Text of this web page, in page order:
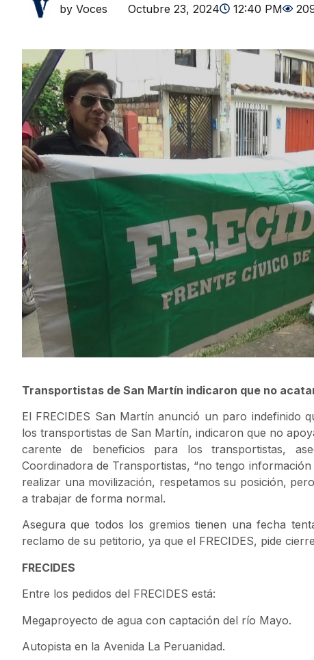
by Voces Octubre 23, 2024 12:40 PM
Transportistas de San Martín indicaron que no
El FRECIDES San Martín anunció un paro indefinido
los transportistas de San Martín, indicaron que no
carente de beneficios para los transportistas,
Coordinadora de Transportistas, “no tengo
realizar una movilización, respetamos su posición,
a trabajar de forma normal.
Asegura que todos los gremios tienen una fecha
reclamo de su petitorio, ya que el FRECIDES, pide
FRECIDES
Entre los pedidos del FRECIDES está:
Megaproyecto de agua con captación del río Mayo.
Autopista en la Avenida La Peruanidad.